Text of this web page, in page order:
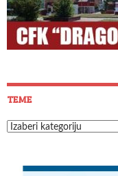
TEME
Teme